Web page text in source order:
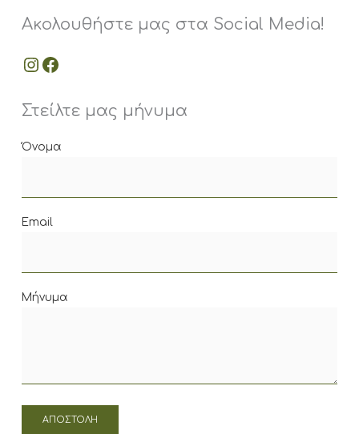
Ακολουθήστε μας στα Social Media!
MySill InstagramMySill Facebook
Στείλτε μας μήνυμα
Όνομα
Email
Μήνυμα